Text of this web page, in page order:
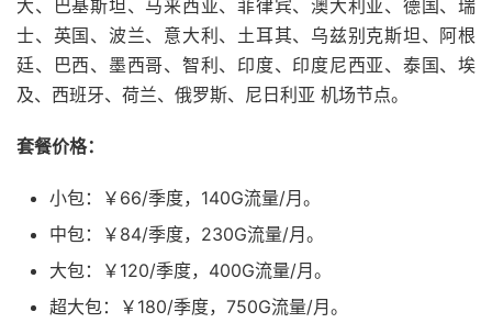
大、巴基斯坦、马来西亚、菲律宾、澳大利亚、德国、瑞
士、英国、波兰、意大利、土耳其、乌兹别克斯坦、阿根
廷、巴西、墨西哥、智利、印度、印度尼西亚、泰国、埃
及、西班牙、荷兰、俄罗斯、尼日利亚 机场节点。
套餐价格：
小包：￥66/季度，140G流量/月。
中包：￥84/季度，230G流量/月。
大包：￥120/季度，400G流量/月。
超大包：￥180/季度，750G流量/月。